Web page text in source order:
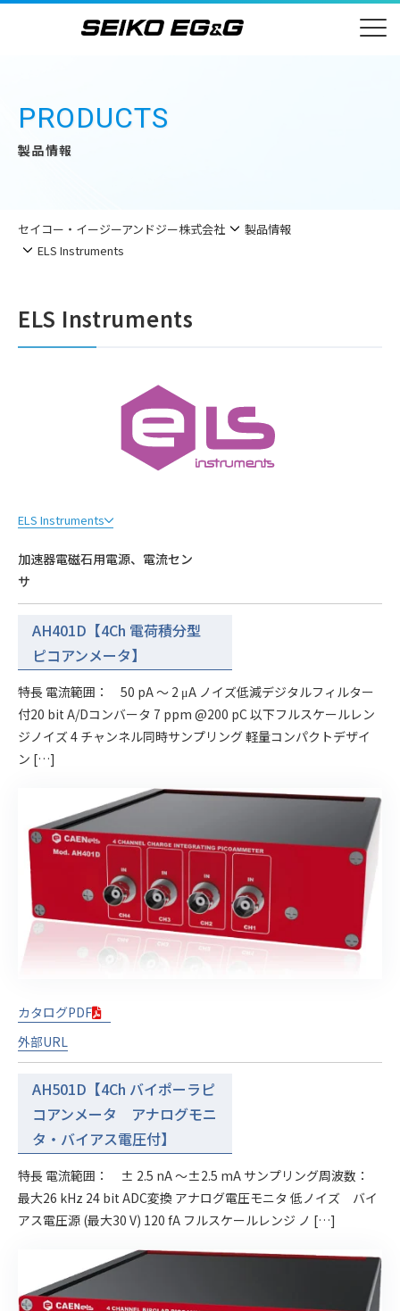
PRODUCTS
製品情報
セイコー・イージーアンドジー株式会社
製品情報
ELS Instruments
ELS Instruments
ELS Instruments
加速器電磁石用電源、電流セン
サ
AH401D【4Ch 電荷積分型
ピコアンメータ】
特長 電流範囲： 50 pA ～ 2 μA ノイズ低減デジタルフィルター
付20 bit A/Dコンバータ 7 ppm @200 pC 以下フルスケールレン
ジノイズ 4 チャンネル同時サンプリング 軽量コンパクトデザイ
ン […]
カタログPDF
外部URL
AH501D【4Ch バイポーラピ
コアンメータ アナログモニ
タ・バイアス電圧付】
特長 電流範囲： ± 2.5 nA ～±2.5 mA サンプリング周波数：
最大26 kHz 24 bit ADC変換 アナログ電圧モニタ 低ノイズ バイ
アス電圧源 (最大30 V) 120 fA フルスケールレンジ ノ […]